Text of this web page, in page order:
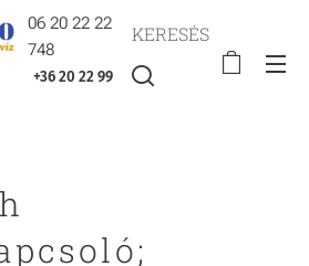
06 20 22 22
748
+36 20 22 99
KERESÉS